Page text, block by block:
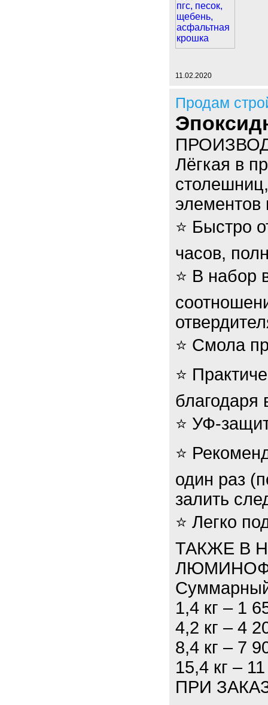
11.02.2020
Продам
Лёгкая в
элементов
⭐ Быстро
часов,
⭐ В набор
⭐ Смола
⭐
благодаря
⭐ УФ-
⭐
один раз
залить
⭐ Легко
ТАКЖЕ В
1,4 кг – 1
4,2 кг – 4
8,4 кг – 7
15,4 кг –
ПРИ